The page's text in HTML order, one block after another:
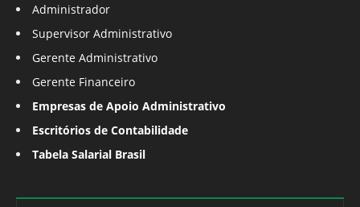
Administrador
Supervisor Administrativo
Gerente Administrativo
Gerente Financeiro
Empresas de Apoio Administrativo
Escritórios de Contabilidade
Tabela Salarial Brasil